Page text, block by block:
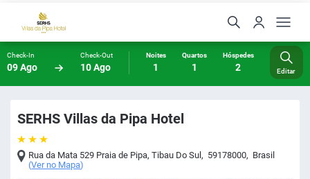
Check-In
09 Ago
Check-Out
10 Ago
Noites
1
Quartos
1
Hóspedes
2 Editar
SERHS Villas da Pipa Hotel
Rua da Mata 529 Praia de Pipa,Tibau Do Sul, 59178000, Brasil
(Ver no Mapa)